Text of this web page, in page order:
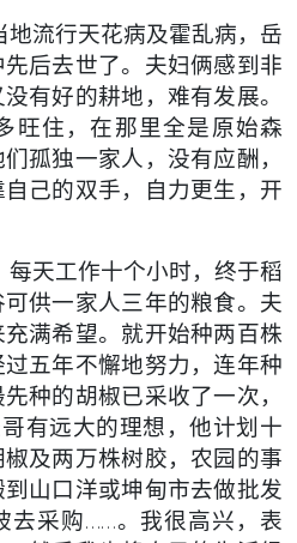
流行天花病及霍乱病，岳
后去世了。夫妇俩感到非
有好的耕地，难有发展。
旺住，在那里全是原始森
孤独一家人，没有应酬，
己的双手，自力更生，开
天工作十个小时，终于稻
供一家人三年的粮食。夫
满希望。就开始种两百株
五年不懈地努力，连年种
种的胡椒已采收了一次，
有远大的理想，他计划十
及两万株树胶，农园的事
山口洋或坤甸市去做批发
去采购……。我很高兴，表